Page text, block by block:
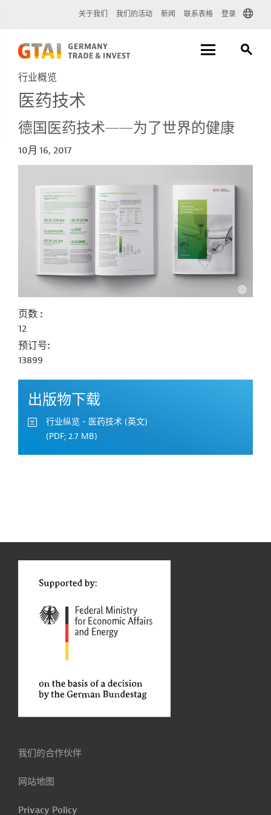
关于我们 我们的活动 新闻 联系表格 登录
行业概览
医药技术
德国医药技术——为了世界的健康
10月 16, 2017
页数
12
预订号
13899
出版物下载
行业纵览 - 医药技术 (英文)
(PDF; 2.7 MB)
我们的合作伙伴
网站地图
Privacy Policy